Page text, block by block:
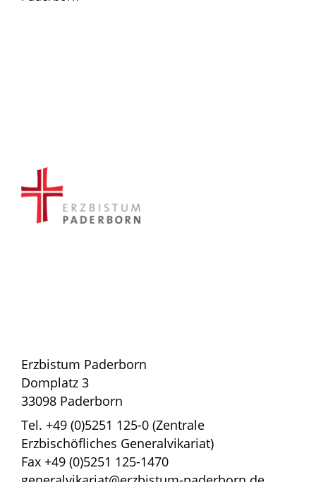
Erzbistum Paderborn
Domplatz 3
33098 Paderborn
Tel. +49 (0)5251 125-0 (Zentrale
Erzbischöfliches Generalvikariat)
Fax +49 (0)5251 125-1470